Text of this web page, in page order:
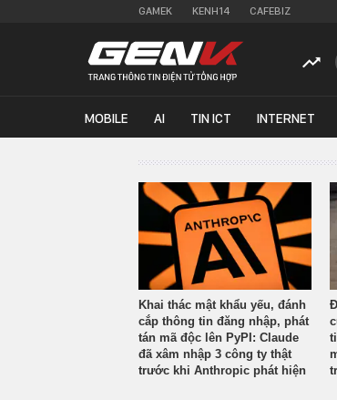
GAMEK KENH14 CAFEBIZ
MOBILE AI TIN ICT INTERNET
Khai thác mật khẩu yếu, đánh
cắp thông tin đăng nhập, phát
tán mã độc lên PyPI: Claude
đã xâm nhập 3 công ty thật
trước khi Anthropic phát hiện